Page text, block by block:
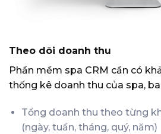
Theo dõi doanh thu
Phần mềm spa CRM cần có
thống kê doanh thu của spa,
Tổng doanh thu theo từng
(ngày, tuần, tháng, quý, năm)